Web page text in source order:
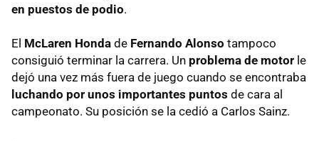
en puestos de podio.
El McLaren Honda de Fernando Alonso tampoco
consiguió terminar la carrera. Un problema de motor le
dejó una vez más fuera de juego cuando se encontraba
luchando por unos importantes puntos de cara al
campeonato. Su posición se la cedió a Carlos Sainz.